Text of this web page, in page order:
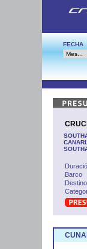
FECHA
Barco
Destino